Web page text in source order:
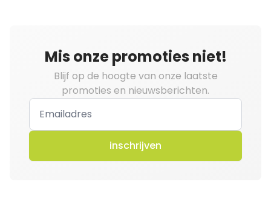
Mis onze promoties niet!
Blijf op de hoogte van onze laatste
promoties en nieuwsberichten.
inschrijven